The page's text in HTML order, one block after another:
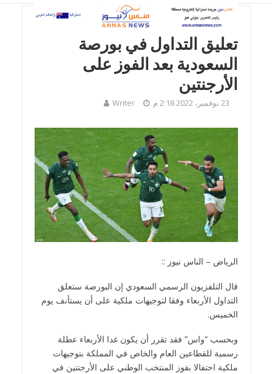
اقتصاد
تعليق التداول في بورصة
السعودية بعد الفوز على
الأرجنتين
23 نوفمبر، 2022 2:18 م Writer
الرياض – الناس نيوز ::
قال التلفزيون الرسمي السعودي إن البورصة ستعلق
التداول الأربعاء وفقا لتوجيهات ملكية على أن يستأنف يوم
الخميس.
وبحسب “واس” فقد تقرر أن يكون غدا الأربعاء عطلة
رسمية للقطاعين العام والخاص في المملكة بتوجيهات
ملكية احتفالا بفوز المنتخب الوطني على الأرجنتين في